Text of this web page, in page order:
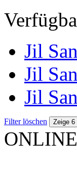
Jil
Jil
Jil
Filter löschen Zeige 6